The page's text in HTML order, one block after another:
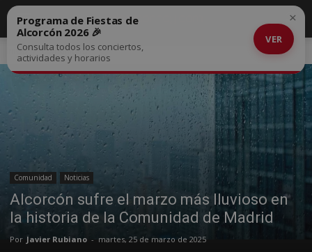
Inicio Comunidad
Comunidad Noticias
Alcorcón sufre el marzo más lluvioso en
la historia de la Comunidad de Madrid
Por Javier Rubiano - martes, 25 de marzo de 2025
Programa de Fiestas de
Alcorcón 2026 🎉
Consulta todos los conciertos,
actividades y horarios
VER
×